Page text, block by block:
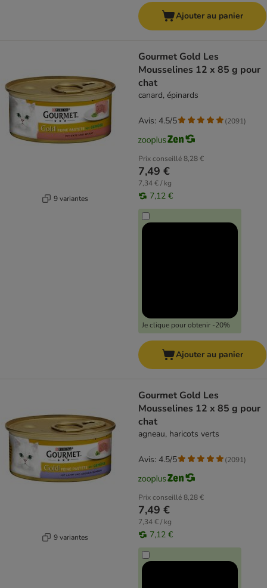
Ajouter au panier
9 variantes
Gourmet Gold Les
Mousselines 12 x 85 g pour
chat
canard, épinards
Prix conseillé8,28 €
7,49 €
7,34 € / kg
7,12 €
Je clique pour obtenir -20%
Avis: 4.5/5 (2091)
Ajouter au panier
9 variantes
Gourmet Gold Les
Mousselines 12 x 85 g pour
chat
agneau, haricots verts
Prix conseillé8,28 €
7,49 €
7,34 € / kg
7,12 €
Avis: 4.5/5 (2091)